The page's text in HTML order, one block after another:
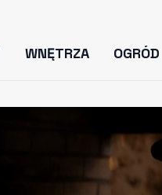
WNĘTRZA OGRÓD